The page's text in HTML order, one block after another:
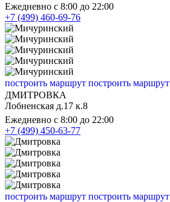
Ежедневно с 8:00 до 22:00
+7 (499) 460-69-76
построить маршрут построить маршрут
ДМИТРОВКА
Лобненская д.17 к.8
Ежедневно с 8:00 до 22:00
+7 (499) 450-63-77
построить маршрут построить маршрут